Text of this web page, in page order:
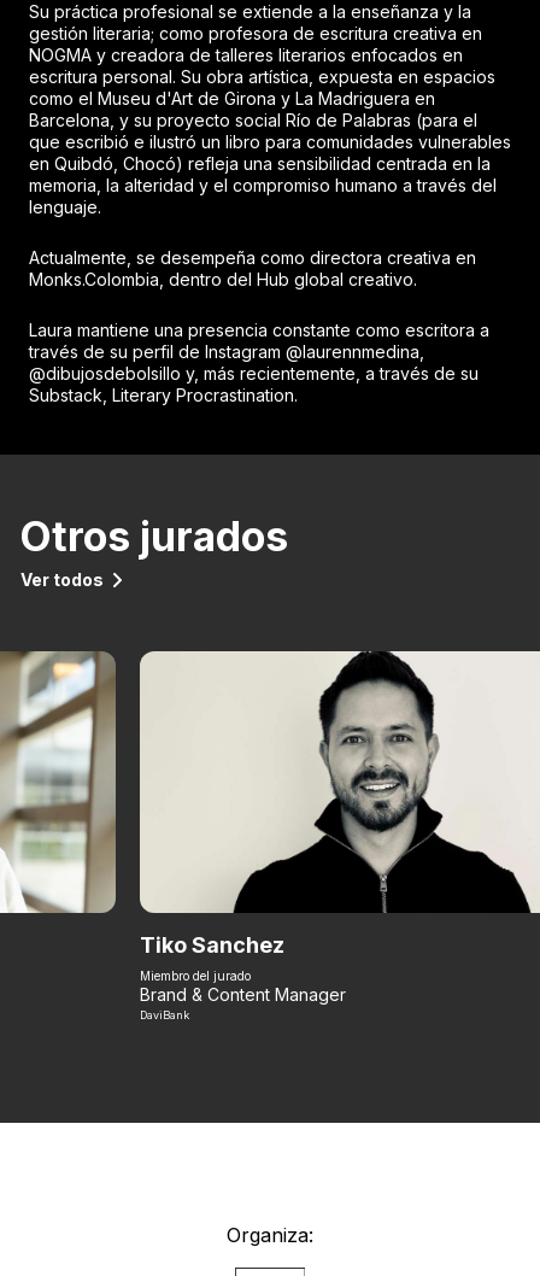
Su práctica profesional se extiende a la enseñanza y la
gestión literaria; como profesora de escritura creativa en
NOGMA y creadora de talleres literarios enfocados en
escritura personal. Su obra artística, expuesta en espacios
como el Museu d'Art de Girona y La Madriguera en
Barcelona, y su proyecto social Río de Palabras (para el
que escribió e ilustró un libro para comunidades vulnerables
en Quibdó, Chocó) refleja una sensibilidad centrada en la
memoria, la alteridad y el compromiso humano a través del
lenguaje.
Actualmente, se desempeña como directora creativa en
Monks.Colombia, dentro del Hub global creativo.
Laura mantiene una presencia constante como escritora a
través de su perfil de Instagram @laurennmedina,
@dibujosdebolsillo y, más recientemente, a través de su
Substack, Literary Procrastination.
Otros jurados
Ver todos
Tiko Sanchez
Miembro del jurado
Brand & Content Manager
DaviBank
Organiza: